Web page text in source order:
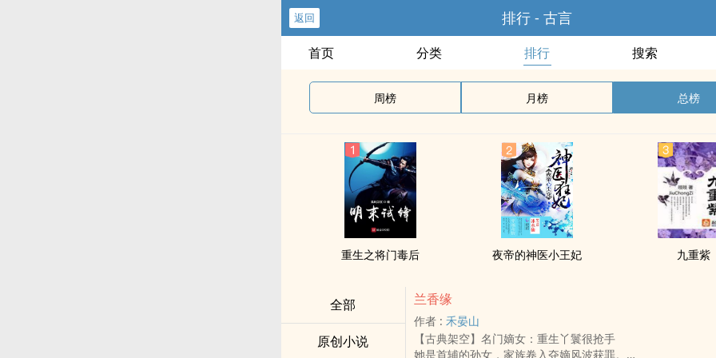
返回 排行 - 古言
首页 分类 排行 搜索
周榜 月榜 总榜
重生之将门毒后 夜帝的神医小王妃 九重紫
全部
原创小说
兰香缘
作者 : 禾晏山
【古典架空】名门嫡女：重生丫鬟很抢手
她是首辅的孙女，家族卷入夺嫡风波获罪。